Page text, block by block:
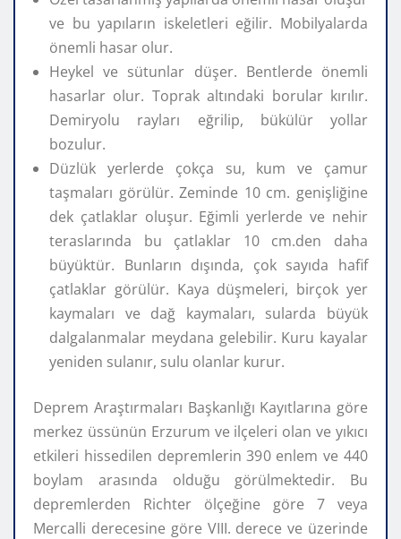
ve bu yapıların iskeletleri eğilir. Mobilyalarda
önemli hasar olur.
Heykel ve sütunlar düşer. Bentlerde önemli
hasarlar olur. Toprak altındaki borular kırılır.
Demiryolu rayları eğrilip, bükülür yollar
bozulur.
Düzlük yerlerde çokça su, kum ve çamur
taşmaları görülür. Zeminde 10 cm. genişliğine
dek çatlaklar oluşur. Eğimli yerlerde ve nehir
teraslarında bu çatlaklar 10 cm.den daha
büyüktür. Bunların dışında, çok sayıda hafif
çatlaklar görülür. Kaya düşmeleri, birçok yer
kaymaları ve dağ kaymaları, sularda büyük
dalgalanmalar meydana gelebilir. Kuru kayalar
yeniden sulanır, sulu olanlar kurur.
Deprem Araştırmaları Başkanlığı Kayıtlarına göre
merkez üssünün Erzurum ve ilçeleri olan ve yıkıcı
etkileri hissedilen depremlerin 390 enlem ve 440
boylam arasında olduğu görülmektedir. Bu
depremlerden Richter ölçeğine göre 7 veya
Mercalli derecesine göre VIII. derece ve üzerinde